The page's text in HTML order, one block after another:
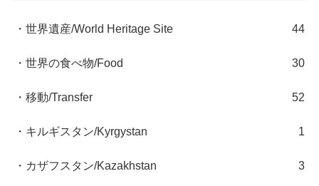
・世界遺産/World Heritage Site 44
・世界の食べ物/Food 30
・移動/Transfer 52
・キルギスタン/Kyrgystan 1
・カザフスタン/Kazakhstan 3